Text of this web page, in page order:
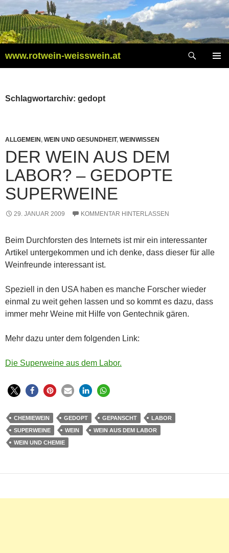
Inhalt
springen
www.rotwein-weisswein.at
Schlagwortarchiv: gedopt
ALLGEMEIN , WEIN UND GESUNDHEIT, WEINWISSEN
DER WEIN AUS DEM
LABOR? – GEDOPTE
SUPERWEINE
29. JANUAR 2009 KOMMENTAR HINTERLASSEN
Beim Durchforsten des Internets ist mir ein interessanter
Artikel untergekommen und ich denke, dass dieser für alle
Weinfreunde interessant ist.
Speziell in den USA haben es manche Forscher wieder
einmal zu weit gehen lassen und so kommt es dazu, dass
immer mehr Weine mit Hilfe von Gentechnik gären.
Mehr dazu unter dem folgenden Link:
Die Superweine aus dem Labor.
CHEMIEWEIN GEDOPT GEPANSCHT
LABOR
SUPERWEINE
WEIN
WEIN AUS DEM LABOR
WEIN UND CHEMIE